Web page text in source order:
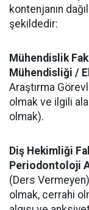
kontenjanın
şekildedir:
Mühendislik
Mühendisliği /
Araştırma
olmak ve ilgili
olmak).
Diş Hekimliği
Periodontoloji
(Ders
olmak, cerrahi